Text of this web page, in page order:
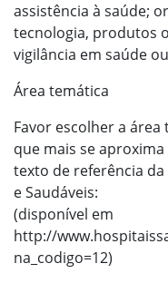
assistência à saúde;
tecnologia, produtos
vigilância em saúde
Área temática
Favor escolher a
que mais se
texto de referência
e Saudáveis:
(disponível em
http://
na_codigo=12)